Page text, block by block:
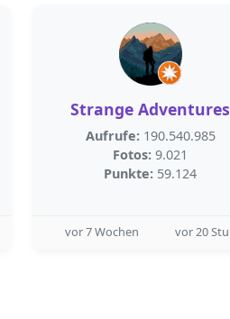
Strange Adventures
Aufrufe: 190.540.985
Fotos: 9.021
Punkte: 59.124
vor 7 Wochen vor 20